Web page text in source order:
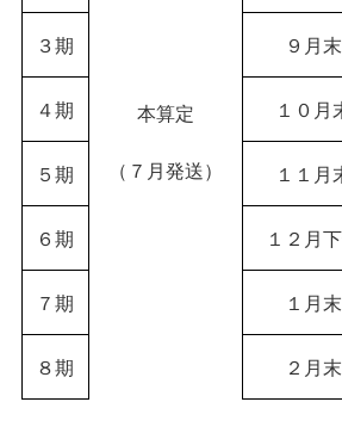
本算定
（７月発送）
３期 ９月末
４期 １０月
５期 １１月
６期 １２月
７期 １月末
８期 ２月末